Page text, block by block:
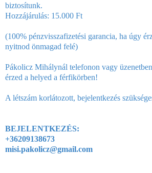
biztosítunk.
Hozzájárulás: 15.000 Ft
(100% pénzvisszafizetési garancia, ha úgy
nyitnod önmagad felé)
Pákolicz Mihálynál telefonon vagy
érzed a helyed a férfikörben!
A létszám korlátozott, bejelentkezés
BEJELENTKEZÉS:
+36209138673
misi.pakolicz@gmail.com